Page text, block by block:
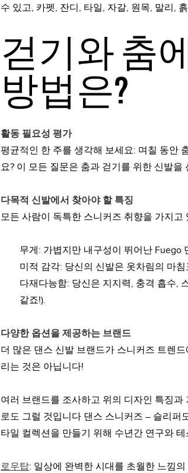
수 있고, 카펫, 잔디, 타일, 자갈, 원목, 말리,
걷기와 춤
방법은?
활동 필요성 평가
평균적인 한 주를 생각해 보세요: 며칠 동안
요? 이 모든 질문은 춤과 걷기를 위한 신발을
다목적 신발에서 찾아야 할 특징
모든 사람이 독특한 스니커즈 취향을 가지
무게: 가볍지만 내구성이 뛰어난 Fuego
미적 감각: 당신의 신발은 옷차림의 마
다재다능함: 당신은 지지력, 충격 흡수,
같죠!).
다양한 옵션을 제공하는 브랜드
더 많은 댄스 신발 브랜드가 스니커즈 트렌
리는 것은 아닙니다!
여러 브랜드를 조사하고 위의 디자인 특징
로도 그럴 것입니다 댄스 스니커즈 – 슬리퍼
타일 컬렉션을 만들기 위해 수년간 연구와
로우탑: 일상에 완벽한 시대를 초월한 느낌